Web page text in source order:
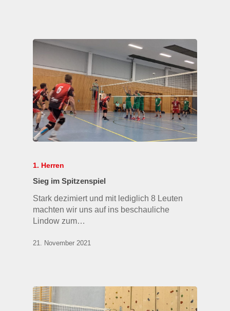
1. Herren
Sieg im Spitzenspiel
Stark dezimiert und mit lediglich 8 Leuten
machten wir uns auf ins beschauliche
Lindow zum…
21. November 2021